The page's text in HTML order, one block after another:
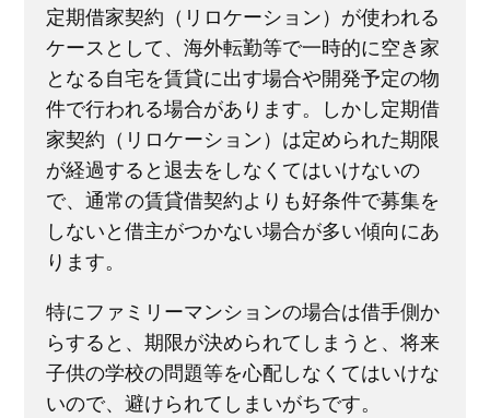
定期借家契約（リロケーション）が使われる
ケースとして、海外転勤等で一時的に空き家
となる自宅を賃貸に出す場合や開発予定の物
件で行われる場合があります。しかし定期借
家契約（リロケーション）は定められた期限
が経過すると退去をしなくてはいけないの
で、通常の賃貸借契約よりも好条件で募集を
しないと借主がつかない場合が多い傾向にあ
ります。
特にファミリーマンションの場合は借手側か
らすると、期限が決められてしまうと、将来
子供の学校の問題等を心配しなくてはいけな
いので、避けられてしまいがちです。